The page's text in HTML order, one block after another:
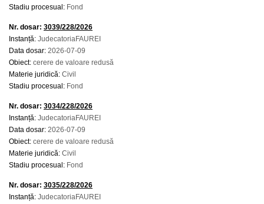
Stadiu procesual: Fond
Nr. dosar: 3039/228/2026
Instanță: JudecatoriaFAUREI
Data dosar: 2026-07-09
Obiect: cerere de valoare redusă
Materie juridică: Civil
Stadiu procesual: Fond
Nr. dosar: 3034/228/2026
Instanță: JudecatoriaFAUREI
Data dosar: 2026-07-09
Obiect: cerere de valoare redusă
Materie juridică: Civil
Stadiu procesual: Fond
Nr. dosar: 3035/228/2026
Instanță: JudecatoriaFAUREI